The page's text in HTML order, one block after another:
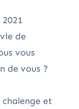
de
vous
de vous ?
et